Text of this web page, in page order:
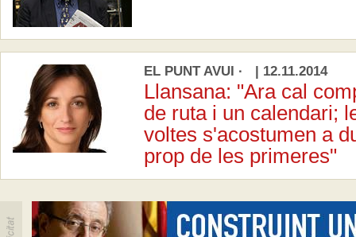
EL PUNT AVUI · | 12.11.2014
Llansana: "Ara cal
de ruta i un calendari;
voltes s'acostumen a
prop de les primeres"